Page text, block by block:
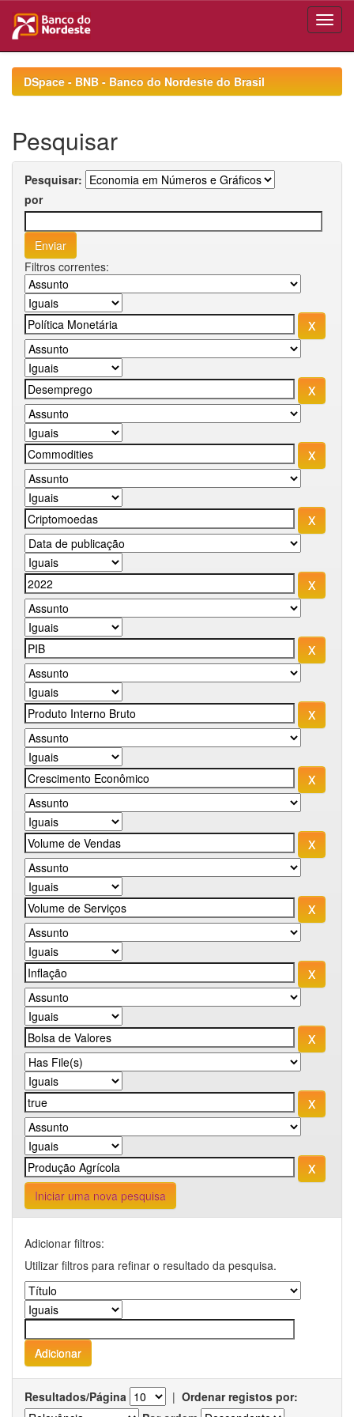
navigationDSpace - BNB - Banco do Nordeste do Brasil
Pesquisar
Pesquisar:
por
Filtros correntes:
Iniciar uma nova pesquisa
Adicionar filtros:
Utilizar filtros para refinar o resultado da pesquisa.
Resultados/Página | Ordenar registos por: